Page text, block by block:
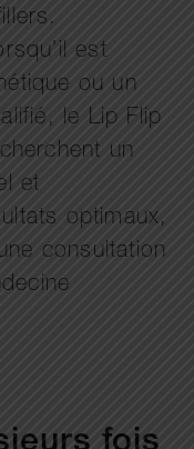
est
ou un
le Lip Flip
un
et
optimaux,
consultation